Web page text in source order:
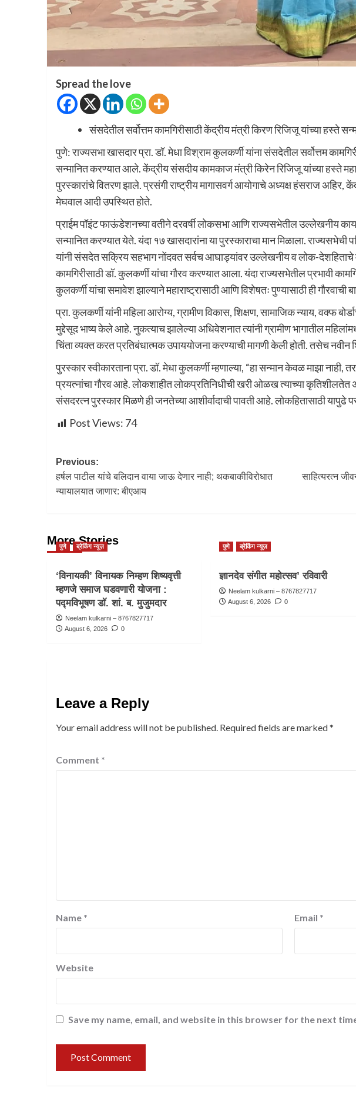
Spread the love
संसदेतील सर्वोत्तम कामगिरीसाठी केंद्रीय मंत्री किरण रिजिजू यांच्या हस्ते
पुणे: राज्यसभा खासदार प्रा. डॉ. मेधा विश्राम कुलकर्णी यांना संसदेतील सर्वोत्तम
सन्मानित करण्यात आले. केंद्रीय संसदीय कामकाज मंत्री किरेन रिजिजू यांच्या हस्ते
पुरस्कारांचे वितरण झाले. प्रसंगी राष्ट्रीय मागासवर्ग आयोगाचे अध्यक्ष हंसराज अहिर,
मेघवाल आदी उपस्थित होते.
प्राईम पॉइंट फाऊंडेशनच्या वतीने दरवर्षी लोकसभा आणि राज्यसभेतील उल्लेखनीय
सन्मानित करण्यात येते. यंदा १७ खासदारांना या पुरस्काराचा मान मिळाला. राज्यसभेची
यांनी संसदेत सक्रिय सहभाग नोंदवत सर्वच आघाड्यांवर उल्लेखनीय व लोक-देशहिताचे
कामगिरीसाठी डॉ. कुलकर्णी यांचा गौरव करण्यात आला. यंदा राज्यसभेतील प्रभावी
कुलकर्णी यांचा समावेश झाल्याने महाराष्ट्रासाठी आणि विशेषतः पुण्यासाठी ही गौरवाची
प्रा. कुलकर्णी यांनी महिला आरोग्य, ग्रामीण विकास, शिक्षण, सामाजिक न्याय, वक्फ
मुद्देसूद भाष्य केले आहे. नुकत्याच झालेल्या अधिवेशनात त्यांनी ग्रामीण भागातील
चिंता व्यक्त करत प्रतिबंधात्मक उपाययोजना करण्याची मागणी केली होती. तसेच नवीन
पुरस्कार स्वीकारताना प्रा. डॉ. मेधा कुलकर्णी म्हणाल्या, “हा सन्मान केवळ माझा नाही,
प्रयत्नांचा गौरव आहे. लोकशाहीत लोकप्रतिनिधीची खरी ओळख त्याच्या
संसदरत्न पुरस्कार मिळणे ही जनतेच्या आशीर्वादाची पावती आहे. लोकहितासाठी यापुढे
Post Views: 74
Previous:
हर्षल पाटील यांचे बलिदान वाया जाऊ देणार नाही; थकबाकीविरोधात
न्यायालयात जाणार: बीएआय
साहित्यरत्न
More Stories
पुणे ब्रेकिंग न्यूज़
‘विनायकी’ विनायक निम्हण शिष्यवृत्ती
म्हणजे समाज घडवणारी योजना :
पद्मविभूषण डॉ. शां. ब. मुजुमदार
Neelam kulkarni – 8767827717
August 6, 2026
0
पुणे ब्रेकिंग न्यूज़
ज्ञानदेव संगीत महोत्सव’ रविवारी
Neelam kulkarni – 8767827717
August 6, 2026
0
Leave a Reply
Your email address will not be published. Required fields are marked*
Comment *
Name * Email *
Website
Save my name, email, and website in this browser for the next